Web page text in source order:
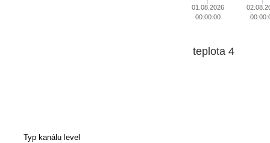
01.08.2026
00:00:00
Typ kanálu level
teplota 4